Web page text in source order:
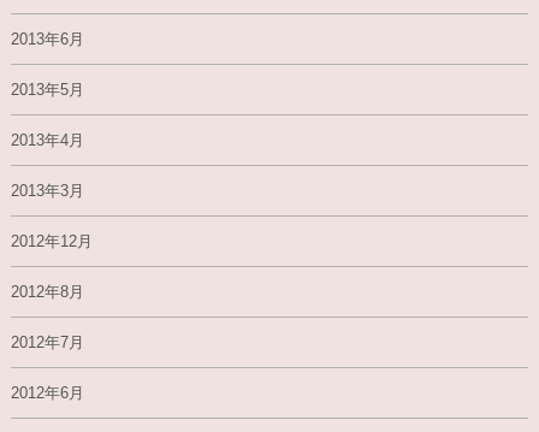
2013年6月
2013年5月
2013年4月
2013年3月
2012年12月
2012年8月
2012年7月
2012年6月